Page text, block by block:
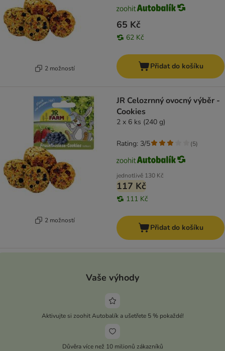
2 možností
65 Kč
62 Kč
Přidat do košíku
2 možností
JR Celozrnný ovocný výběr -
Cookies
2 x 6 ks (240 g)
jednotlivě 130 Kč
117 Kč
111 Kč
Rating: 3/5 (5)
Přidat do košíku
Vaše výhody
Aktivujte si zoohit Autobalík a ušetřete 5 % pokaždé!
Důvěra více než 10 milionů zákazníků